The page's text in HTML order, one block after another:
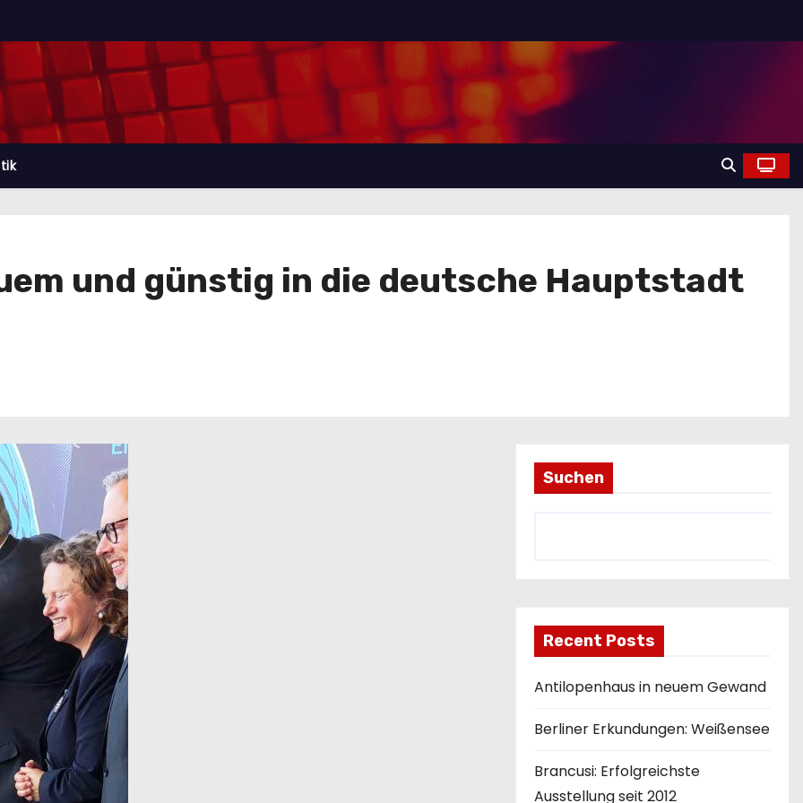
und günstig in die deutsche Hauptstadt
Suchen
Recent Posts
Antilopenhaus in neuem Gewand
Berliner Erkundungen: Weißensee
Brancusi: Erfolgreichste
Ausstellung seit 2012